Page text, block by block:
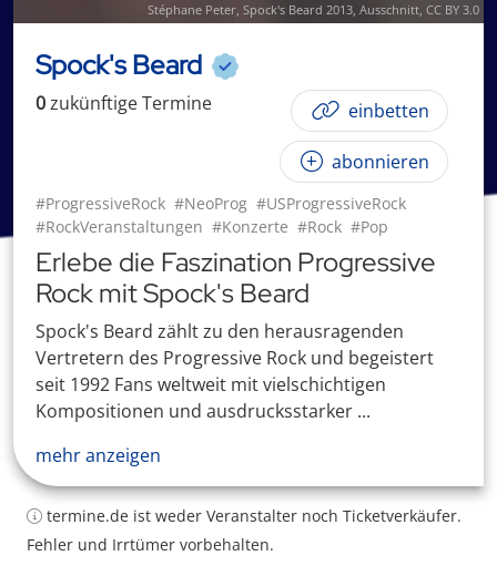
Stéphane Peter, Spock's Beard 2013, Ausschnitt, CC BY 3.0
Spock's Beard
0zukünftigeTermine einbetten
abonnieren
#ProgressiveRock #NeoProg #USProgressiveRock
#RockVeranstaltungen #Konzerte #Rock #Pop
Erlebe die Faszination Progressive
Rock mit Spock's Beard
Spock's Beard zählt zu den herausragenden
Vertretern des Progressive Rock und begeistert
seit 1992 Fans weltweit mit vielschichtigen
Kompositionen und ausdrucksstarker ...
mehr anzeigen
termine.de ist weder Veranstalter noch Ticketverkäufer.
Fehler und Irrtümer vorbehalten.